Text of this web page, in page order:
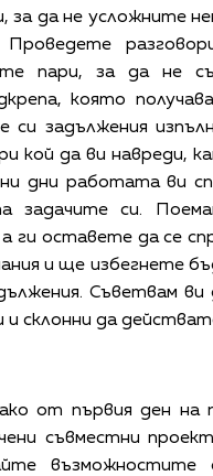
за да не усложните
пари, за да не
която
си задължения
кой да ви навреди,
дни работата ви
задачите си.
ги оставете да се
и ще избегнете
Съветвам
и склонни да
от първия ден
съвместни